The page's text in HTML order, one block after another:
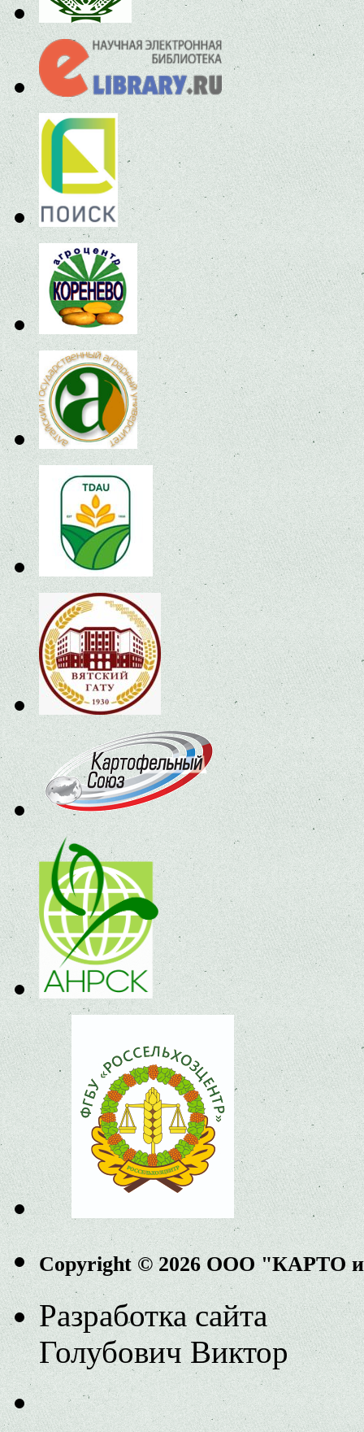
Copyright © 2026 ООО "КАРТО
Разработка сайта
Голубович Виктор